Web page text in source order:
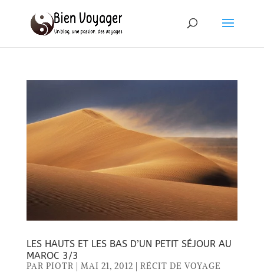
LES HAUTS ET LES BAS D’UN PETIT SÉJOUR AU
MAROC 3/3
PAR PIOTR MAI 21, 2012 RÉCIT DE VOYAGE